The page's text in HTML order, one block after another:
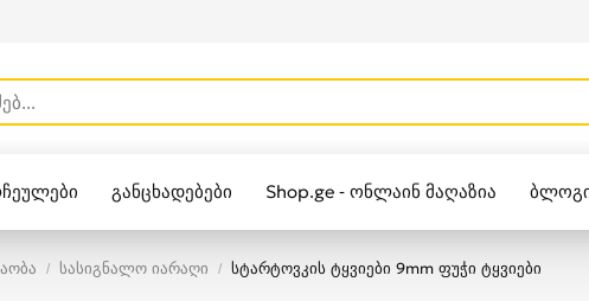
განცხადებები Shop.ge - ონლაინ მაღაზია
სასიგნალო იარაღი სტარტოვკის ტყვიები 9mm ფუჭი ტყვიები